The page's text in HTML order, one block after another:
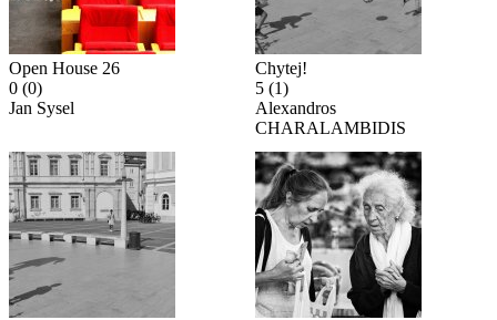
Open House 26
0 (0)
Jan Sysel
Chytej!
5 (1)
Alexandros
CHARALAMBIDIS